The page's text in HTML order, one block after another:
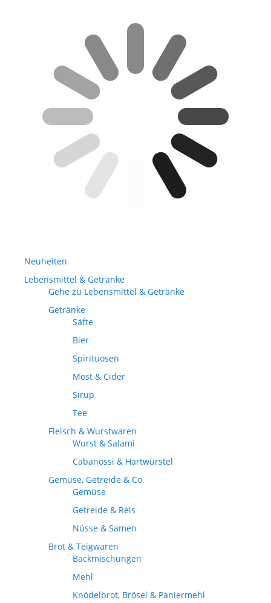
Neuheiten
Lebensmittel & Getränke
Gehe zu Lebensmittel & Getränke
Getränke
Säfte
Bier
Spirituosen
Most & Cider
Sirup
Tee
Fleisch & Wurstwaren
Wurst & Salami
Cabanossi & Hartwürstel
Gemüse, Getreide & Co
Gemüse
Getreide & Reis
Nüsse & Samen
Brot & Teigwaren
Backmischungen
Mehl
Knödelbrot, Brösel & Paniermehl